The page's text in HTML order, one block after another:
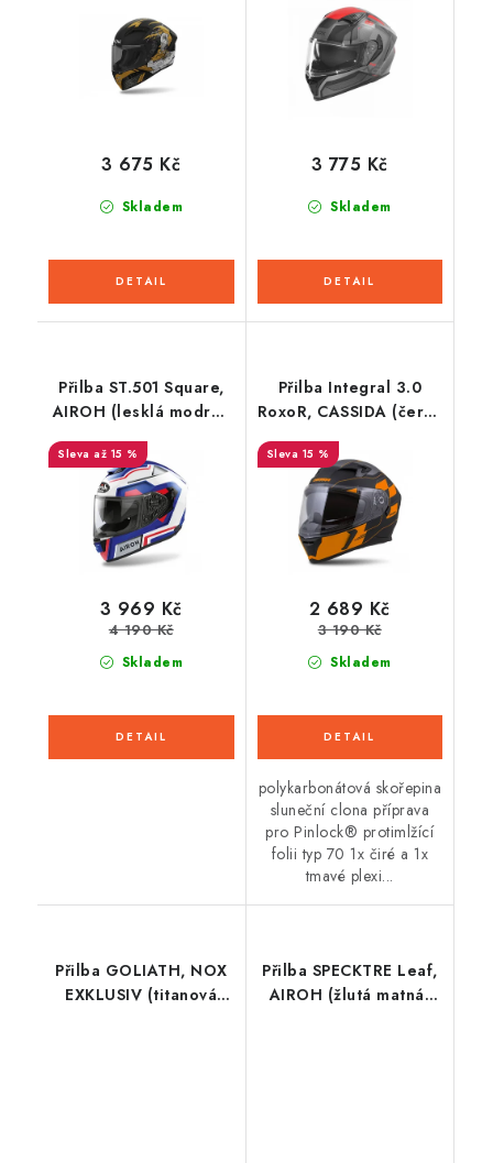
Skladem
3 675 Kč
Skladem
3 775 Kč
Přilba ST.501 Square,
AIROH (lesklá modrá/
červená) 2022
až 15 %
Skladem
3 969 Kč
4 190 Kč
Přilba Integral 3.0
RoxoR, CASSIDA (černá
matná/oranžová/šedá,
plexi s přípravou pro
Pinlock)
15 %
Skladem
2 689 Kč
3 190 Kč
polykarbonátová skořepina
sluneční clona příprava
pro Pinlock® protimlžící
folii typ 70 1x čiré a 1x
tmavé plexi...
Přilba GOLIATH, NOX
EXKLUSIV (titanová
Přilba SPECKTRE Leaf,
AIROH (žlutá matná)